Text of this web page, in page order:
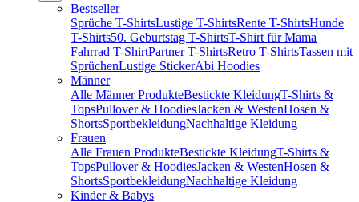
Bestseller
Sprüche T-ShirtsLustige T-ShirtsRente T-ShirtsHunde
T-Shirts50. Geburtstag T-ShirtsT-Shirt für Mama
Fahrrad T-ShirtPartner T-ShirtsRetro T-ShirtsTassen mit
SprüchenLustige StickerAbi Hoodies
Männer
Alle Männer ProdukteBestickte KleidungT-Shirts &
TopsPullover & HoodiesJacken & WestenHosen &
ShortsSportbekleidungNachhaltige Kleidung
Frauen
Alle Frauen ProdukteBestickte KleidungT-Shirts &
TopsPullover & HoodiesJacken & WestenHosen &
ShortsSportbekleidungNachhaltige Kleidung
Kinder & Babys